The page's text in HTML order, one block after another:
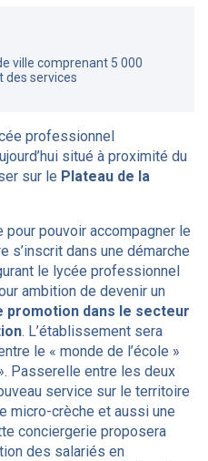
ville comprenant 5 000
des services
professionnel
situé à proximité du
sur le Plateau de la
pouvoir accompagner le
s’inscrit dans une démarche
le lycée professionnel
ambition de devenir un
promotion dans le secteur
. L’établissement sera
le « monde de l’école »
Passerelle entre les deux
service sur le territoire
micro-crèche et aussi une
conciergerie proposera
des salariés en